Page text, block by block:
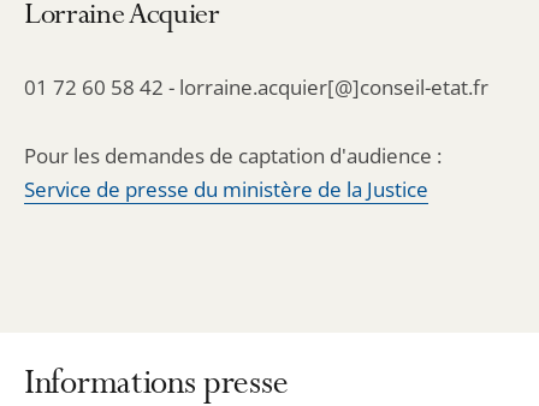
Lorraine Acquier
01 72 60 58 42 - lorraine.acquier[@]conseil-etat.fr
Pour les demandes de captation d'audience :
Service de presse du ministère de la Justice
Informations presse